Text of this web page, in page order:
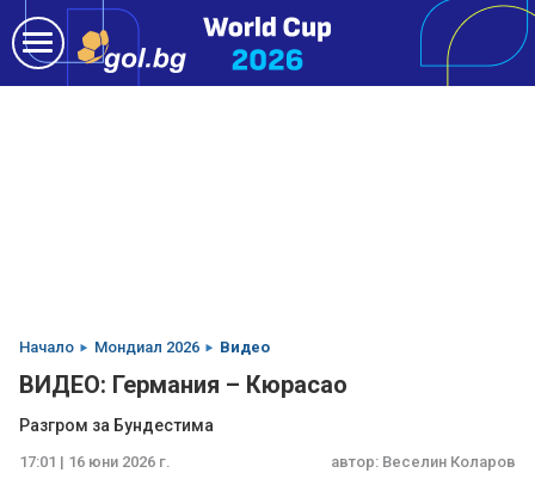
Начало Мондиал 2026 Видео
ВИДЕО: Германия – Кюрасао
Разгром за Бундестима
17:01 | 16 юни 2026 г. автор: Веселин Коларов